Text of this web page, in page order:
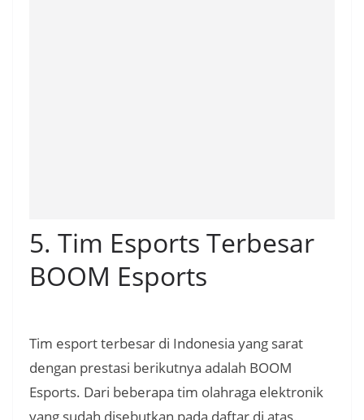
5. Tim Esports Terbesar
BOOM Esports
Tim esport terbesar di Indonesia yang sarat
dengan prestasi berikutnya adalah BOOM
Esports. Dari beberapa tim olahraga elektronik
yang sudah disebutkan pada daftar di atas,